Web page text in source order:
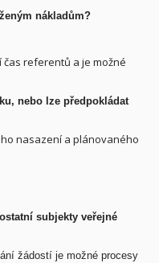
nákladům?
referentů a je možné
nebo lze předpokládat
nasazení a plánovaného
subjekty veřejné
žádostí je možné procesy